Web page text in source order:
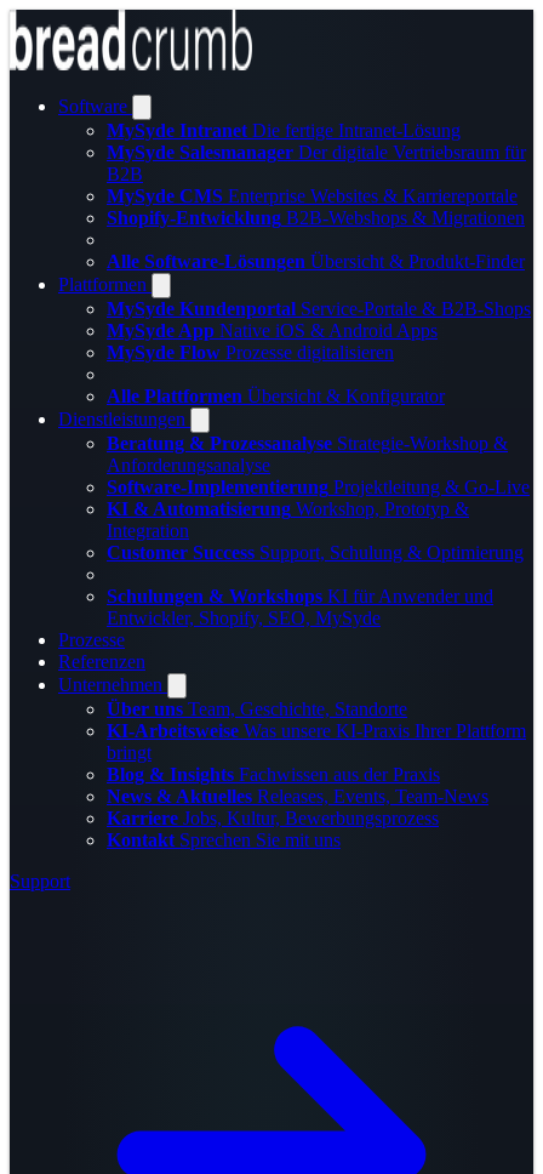
Software
MySyde Intranet Die fertige Intranet-Lösung
MySyde Salesmanager Der digitale Vertriebsraum für
B2B
MySyde CMS Enterprise Websites & Karriereportale
Shopify-Entwicklung B2B-Webshops & Migrationen
Alle Software-Lösungen Übersicht & Produkt-Finder
Plattformen
MySyde Kundenportal Service-Portale & B2B-Shops
MySyde App Native iOS & Android Apps
MySyde Flow Prozesse digitalisieren
Alle Plattformen Übersicht & Konfigurator
Dienstleistungen
Beratung & Prozessanalyse Strategie-Workshop &
Anforderungsanalyse
Software-Implementierung Projektleitung & Go-Live
KI & Automatisierung Workshop, Prototyp &
Integration
Customer Success Support, Schulung & Optimierung
Schulungen & Workshops KI für Anwender und
Entwickler, Shopify, SEO, MySyde
Prozesse
Referenzen
Unternehmen
Über uns Team, Geschichte, Standorte
KI-Arbeitsweise Was unsere KI-Praxis Ihrer Plattform
bringt
Blog & Insights Fachwissen aus der Praxis
News & Aktuelles Releases, Events, Team-News
Karriere Jobs, Kultur, Bewerbungsprozess
Kontakt Sprechen Sie mit uns
Support